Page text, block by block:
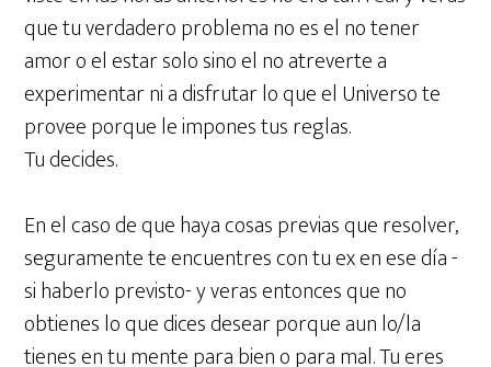
que tu verdadero problema no es el no tener
amor o el estar solo sino el no atreverte a
experimentar ni a disfrutar lo que el Universo te
provee porque le impones tus reglas.
Tu decides.
En el caso de que haya cosas previas que resolver,
seguramente te encuentres con tu ex en ese día -
si haberlo previsto- y veras entonces que no
obtienes lo que dices desear porque aun lo/la
tienes en tu mente para bien o para mal. Tu eres